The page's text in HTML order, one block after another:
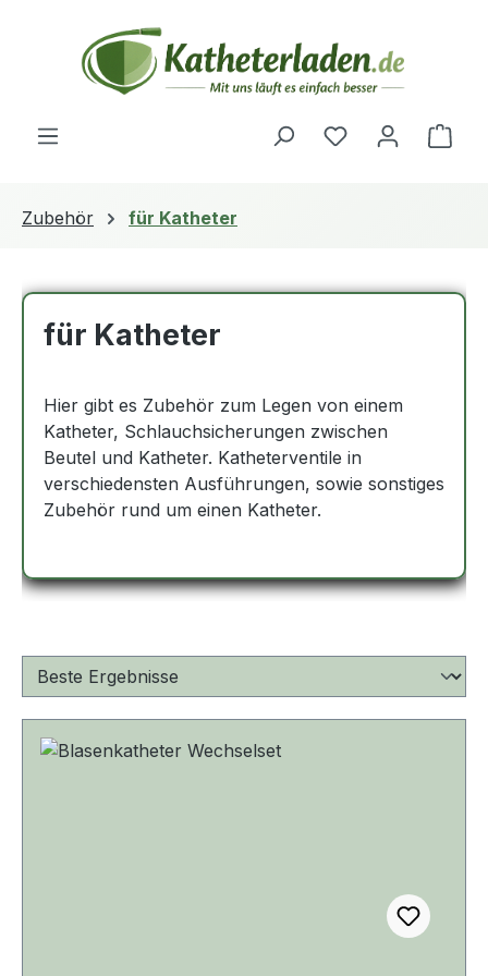
Zum Hauptinhalt springen
Du hast 0
Zubehör für Katheter
für Katheter
Hier gibt es Zubehör zum Legen von einem
Katheter, Schlauchsicherungen zwischen
Beutel und Katheter. Katheterventile in
verschiedensten Ausführungen, sowie sonstiges
Zubehör rund um einen Katheter.